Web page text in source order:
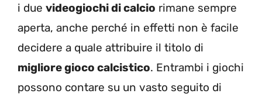
i due videogiochi di calcio rimane sempre
aperta, anche perché in effetti non è facile
decidere a quale attribuire il titolo di
migliore gioco calcistico. Entrambi i giochi
possono contare su un vasto seguito di